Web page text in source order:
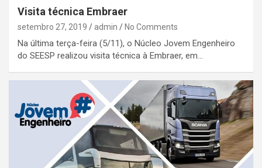
Visita técnica Embraer
setembro 27, 2019 admin No Comments
Na última terça-feira (5/11), o Núcleo Jovem Engenheiro
do SEESP realizou visita técnica à Embraer, em…